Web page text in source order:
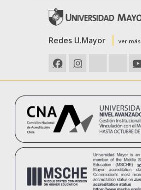
Asuntos Estudiantiles (DAE).
Redes U.Mayor ver más